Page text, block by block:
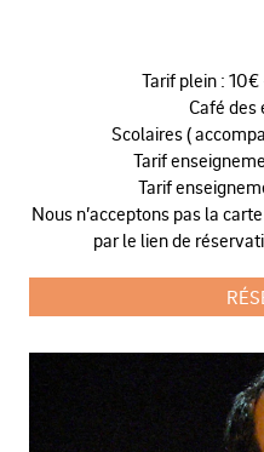
Tarif plein :
Café des
Scolaires (
Tarif
Tarif
Nous n’acceptons pas la
par le lien de